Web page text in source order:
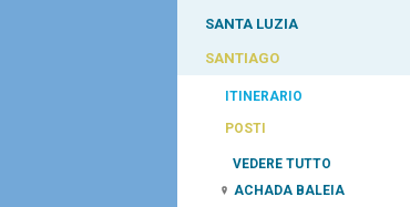
SANTA LUZIA
SANTIAGO
ITINERARIO
POSTI
VEDERE TUTTO
ACHADA BALEIA